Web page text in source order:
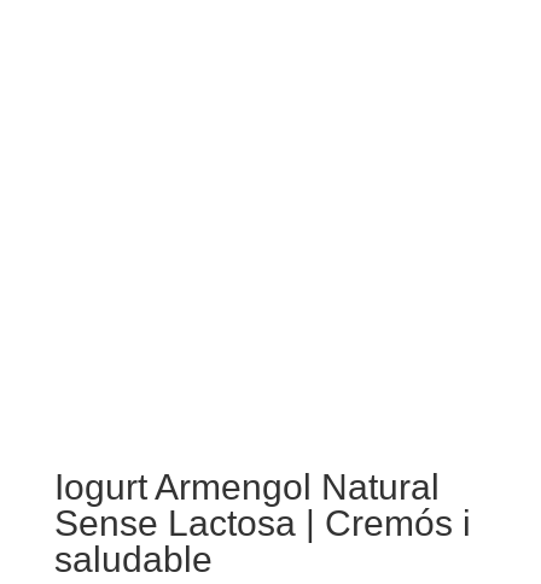
Iogurt Armengol Natural
Sense Lactosa | Cremós i
saludable